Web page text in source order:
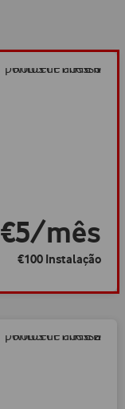
€5/mês
€100 Instalação